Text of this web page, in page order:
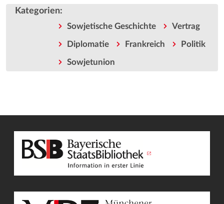
Kategorien:
Sowjetische Geschichte Vertrag
Diplomatie Frankreich Politik
Sowjetunion